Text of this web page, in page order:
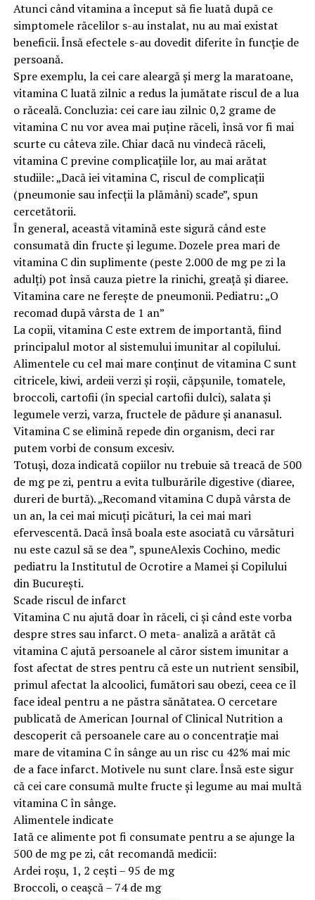
Atunci când vitamina a început să fie luată după ce
simptomele răcelilor s-au instalat, nu au mai existat
beneficii. Însă efectele s-au dovedit diferite în funcție de
persoană.
Spre exemplu, la cei care aleargă și merg la maratoane,
vitamina C luată zilnic a redus la jumătate riscul de a lua
o răceală. Concluzia: cei care iau zilnic 0,2 grame de
vitamina C nu vor avea mai puține răceli, însă vor fi mai
scurte cu câteva zile. Chiar dacă nu vindecă răceli,
vitamina C previne complicațiile lor, au mai arătat
studiile: „Dacă iei vitamina C, riscul de complicații
(pneumonie sau infecții la plămâni) scade”, spun
cercetătorii.
În general, această vitamină este sigură când este
consumată din fructe și legume. Dozele prea mari de
vitamina C din suplimente (peste 2.000 de mg pe zi la
adulți) pot însă cauza pietre la rinichi, greață și diaree.
Vitamina care ne ferește de pneumonii. Pediatru: „O
recomad după vârsta de 1 an”
La copii, vitamina C este extrem de importantă, fiind
principalul motor al sistemului imunitar al copilului.
Alimentele cu cel mai mare conținut de vitamina C sunt
citricele, kiwi, ardeii verzi și roșii, căpșunile, tomatele,
broccoli, cartofii (în special cartofii dulci), salata și
legumele verzi, varza, fructele de pădure și ananasul.
Vitamina C se elimină repede din organism, deci rar
putem vorbi de consum excesiv.
Totuși, doza indicată copiilor nu trebuie să treacă de 500
de mg pe zi, pentru a evita tulburările digestive (diaree,
dureri de burtă). „Recomand vitamina C după vârsta de
un an, la cei mai micuți picături, la cei mai mari
efervescentă. Dacă însă boala este asociată cu vărsături
nu este cazul să se dea ”, spuneAlexis Cochino, medic
pediatru la Institutul de Ocrotire a Mamei și Copilului
din București.
Scade riscul de infarct
Vitamina C nu ajută doar în răceli, ci și când este vorba
despre stres sau infarct. O meta- analiză a arătăt că
vitamina C ajută persoanele al căror sistem imunitar a
fost afectat de stres pentru că este un nutrient sensibil,
primul afectat la alcoolici, fumători sau obezi, ceea ce îl
face ideal pentru a ne păstra sănătatea. O cercetare
publicată de American Journal of Clinical Nutrition a
descoperit că persoanele care au o concentrație mai
mare de vitamina C în sânge au un risc cu 42% mai mic
de a face infarct. Motivele nu sunt clare. Însă este sigur
că cei care consumă multe fructe și legume au mai multă
vitamina C în sânge.
Alimentele indicate
Iată ce alimente pot fi consumate pentru a se ajunge la
500 de mg pe zi, cât recomandă medicii:
Ardei roșu, 1, 2 cești – 95 de mg
Broccoli, o ceașcă – 74 de mg